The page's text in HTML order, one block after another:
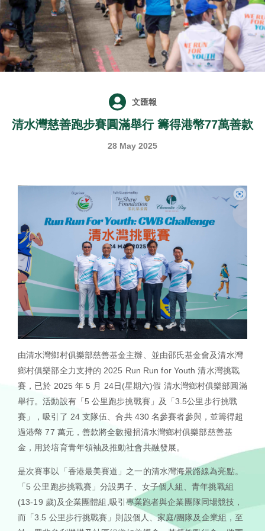
EN
文匯報
清水灣慈善跑步賽圓滿舉行 籌得港幣77萬善款
28 May 2025
由清水灣鄉村俱樂部慈善基金主辦、並由邵氏基金會及清水灣
鄉村俱樂部全力支持的 2025 Run Run for Youth 清水灣挑戰
賽，已於 2025 年 5 月 24日(星期六)假 清水灣鄉村俱樂部圓滿
舉行。活動設有「5 公里跑步挑戰賽」及「3.5公里步行挑戰
賽」，吸引了 24 支隊伍、合共 430 名參賽者參與，並籌得超
過港幣 77 萬元，善款將全數撥捐清水灣鄉村俱樂部慈善基
金，用於培育青年領袖及推動社會共融發展。
是次賽事以「香港最美賽道」之一的清水灣海景路線為亮點。
「5 公里跑步挑戰賽」分設男子、女子個人組、青年挑戰組
(13-19 歲)及企業團體組,吸引專業跑者與企業團隊同場競技，
而「3.5 公里步行挑戰賽」則設個人、家庭/團隊及企業組，至